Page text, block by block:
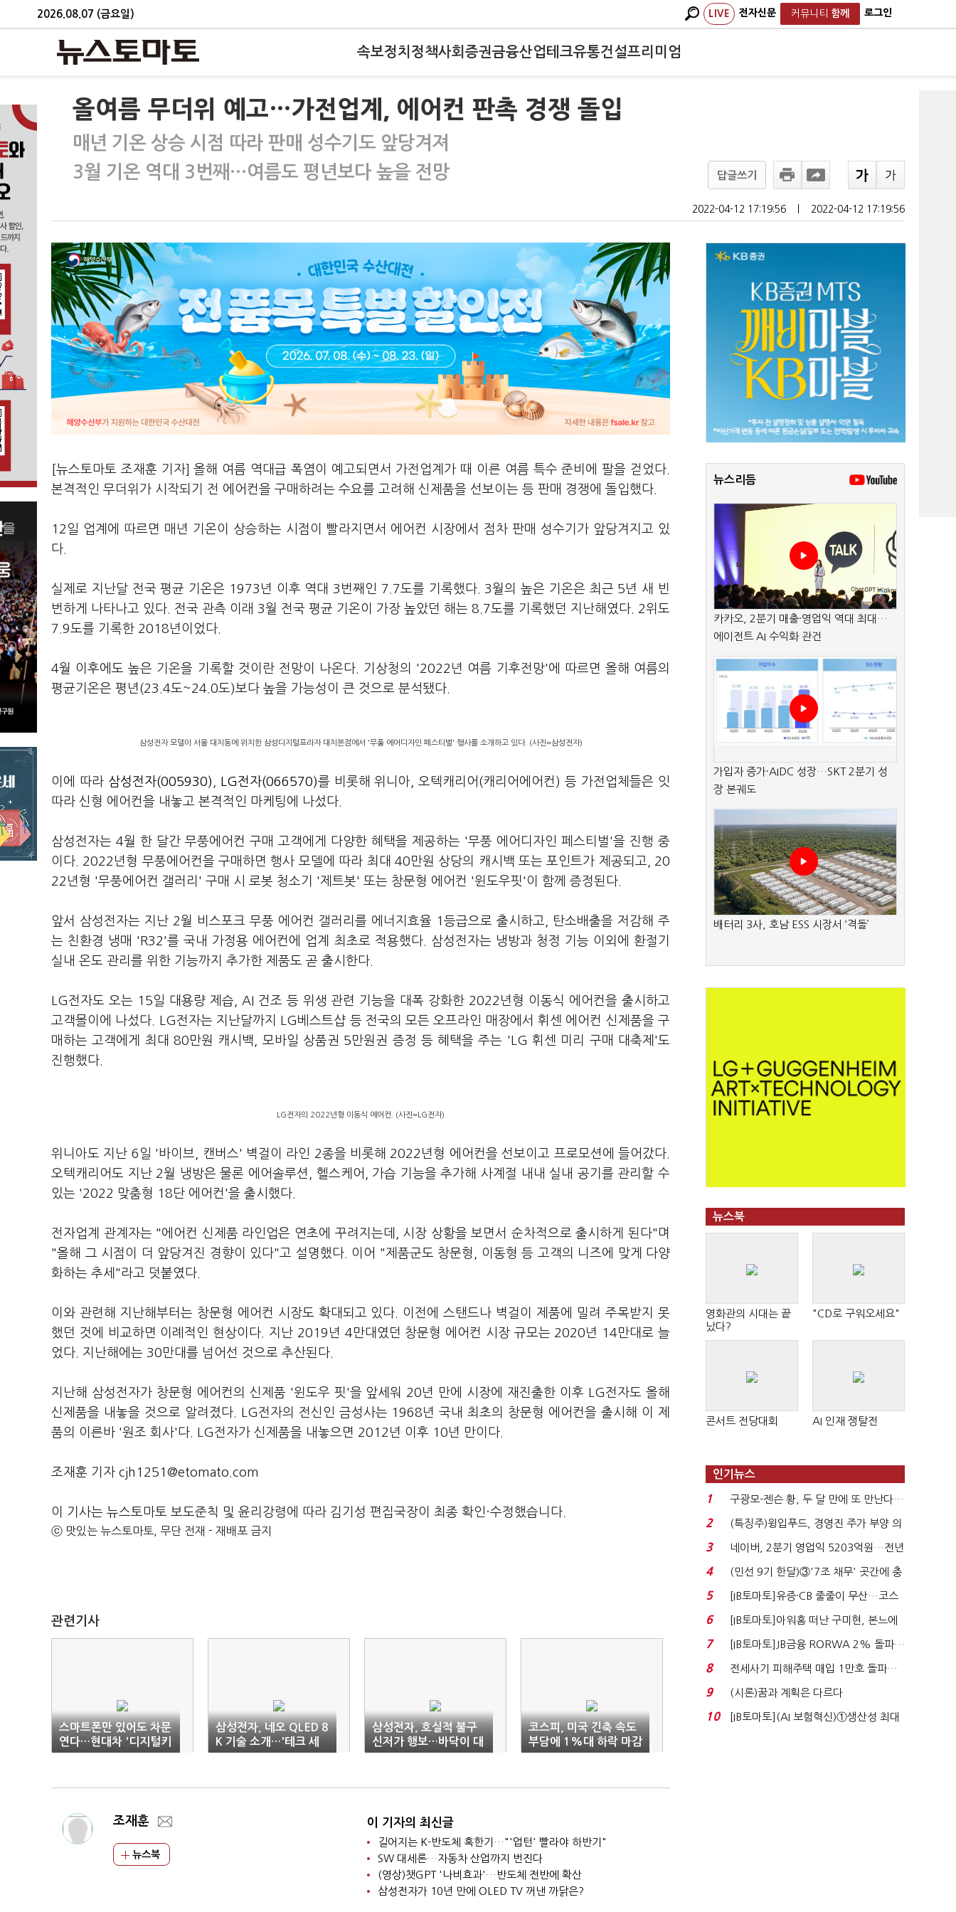
2026.08.07 (금요일) LIVE 전자신문 커뮤니티 함께 로그인
속보정치 정책사회 증권금융산업테크유통건설프리미엄
올여름 무더위 예고…가전업계, 에어컨 판촉 경쟁 돌입
매년 기온 상승 시점 따라 판매 성수기도 앞당겨져
3월 기온 역대 3번째…여름도 평년보다 높을 전망
답글쓰기
2022-04-12 17:19:56 2022-04-12 17:19:56
[뉴스토마토 조재훈 기자] 올해 여름 역대급 폭염이 예고되면서 가전업계가 때 이른 여름 특수 준비에 팔을 걷었다.
본격적인 무더위가 시작되기 전 에어컨을 구매하려는 수요를 고려해 신제품을 선보이는 등 판매 경쟁에 돌입했다.
12일 업계에 따르면 매년 기온이 상승하는 시점이 빨라지면서 에어컨 시장에서 점차 판매 성수기가 앞당겨지고 있
다.
실제로 지난달 전국 평균 기온은 1973년 이후 역대 3번째인 7.7도를 기록했다. 3월의 높은 기온은 최근 5년 새 빈
번하게 나타나고 있다. 전국 관측 이래 3월 전국 평균 기온이 가장 높았던 해는 8.7도를 기록했던 지난해였다. 2위도
7.9도를 기록한 2018년이었다.
4월 이후에도 높은 기온을 기록할 것이란 전망이 나온다. 기상청의 '2022년 여름 기후전망'에 따르면 올해 여름의
평균기온은 평년(23.4도~24.0도)보다 높을 가능성이 큰 것으로 분석됐다.
삼성전자 모델이 서울 대치동에 위치한 삼성디지털프라자 대치본점에서 '무풍 에어디자인 페스티벌' 행사를 소개하고 있다. (사진=삼성전자)
이에 따라 삼성전자(005930) LG전자(066570)를 비롯해 위니아, 오텍캐리어(캐리어에어컨) 등 가전업체들은 잇
따라 신형 에어컨을 내놓고 본격적인 마케팅에 나섰다.
삼성전자는 4월 한 달간 무풍에어컨 구매 고객에게 다양한 혜택을 제공하는 '무풍 에어디자인 페스티벌'을 진행 중
이다. 2022년형 무풍에어컨을 구매하면 행사 모델에 따라 최대 40만원 상당의 캐시백 또는 포인트가 제공되고, 20
22년형 '무풍에어컨 갤러리' 구매 시 로봇 청소기 '제트봇' 또는 창문형 에어컨 '윈도우핏'이 함께 증정된다.
앞서 삼성전자는 지난 2월 비스포크 무풍 에어컨 갤러리를 에너지효율 1등급으로 출시하고, 탄소배출을 저감해 주
는 친환경 냉매 'R32'를 국내 가정용 에어컨에 업계 최초로 적용했다. 삼성전자는 냉방과 청정 기능 이외에 환절기
실내 온도 관리를 위한 기능까지 추가한 제품도 곧 출시한다.
LG전자도 오는 15일 대용량 제습, AI 건조 등 위생 관련 기능을 대폭 강화한 2022년형 이동식 에어컨을 출시하고
고객몰이에 나섰다. LG전자는 지난달까지 LG베스트샵 등 전국의 모든 오프라인 매장에서 휘센 에어컨 신제품을 구
매하는 고객에게 최대 80만원 캐시백, 모바일 상품권 5만원권 증정 등 혜택을 주는 'LG 휘센 미리 구매 대축제'도
진행했다.
LG전자의 2022년형 이동식 에어컨. (사진=LG전자)
위니아도 지난 6일 '바이브, 캔버스' 벽걸이 라인 2종을 비롯해 2022년형 에어컨을 선보이고 프로모션에 들어갔다.
오텍캐리어도 지난 2월 냉방은 물론 에어솔루션, 헬스케어, 가습 기능을 추가해 사계절 내내 실내 공기를 관리할 수
있는 '2022 맞춤형 18단 에어컨'을 출시했다.
전자업계 관계자는 "에어컨 신제품 라인업은 연초에 꾸려지는데, 시장 상황을 보면서 순차적으로 출시하게 된다"며
"올해 그 시점이 더 앞당겨진 경향이 있다"고 설명했다. 이어 "제품군도 창문형, 이동형 등 고객의 니즈에 맞게 다양
화하는 추세"라고 덧붙였다.
이와 관련해 지난해부터는 창문형 에어컨 시장도 확대되고 있다. 이전에 스탠드나 벽걸이 제품에 밀려 주목받지 못
했던 것에 비교하면 이례적인 현상이다. 지난 2019년 4만대였던 창문형 에어컨 시장 규모는 2020년 14만대로 늘
었다. 지난해에는 30만대를 넘어선 것으로 추산된다.
지난해 삼성전자가 창문형 에어컨의 신제품 '윈도우 핏'을 앞세워 20년 만에 시장에 재진출한 이후 LG전자도 올해
신제품을 내놓을 것으로 알려졌다. LG전자의 전신인 금성사는 1968년 국내 최초의 창문형 에어컨을 출시해 이 제
품의 이른바 '원조 회사'다. LG전자가 신제품을 내놓으면 2012년 이후 10년 만이다.
조재훈 기자 cjh1251@etomato.com
이 기사는 뉴스토마토 보도준칙 및 윤리강령에 따라 김기성 편집국장이 최종 확인·수정했습니다.
ⓒ 맛있는 뉴스토마토, 무단 전재 - 재배포 금지
관련기사
스마트폰만 있어도 차문
연다…현대차 '디지털키
2' 서비스
삼성전자, 네오 QLED 8
K 기술 소개…'테크 세
미나' 개최
삼성전자, 호실적 불구
신저가 행보…바닥이 대
체 어디야
코스피, 미국 긴축 속도
부담에 1%대 하락 마감
조재훈
뉴스북
이 기자의 최신글
길어지는 K-반도체 혹한기…"'업턴' 빨라야 하반기"
SW 대세론…자동차 산업까지 번진다
(영상)챗GPT '나비효과'…반도체 전반에 확산
삼성전자가 10년 만에 OLED TV 꺼낸 까닭은?
뉴스리듬
카카오, 2분기 매출·영업익 역대 최대…
에이전트 AI 수익화 관건
가입자 증가·AIDC 성장…SKT 2분기 성
장 본궤도
배터리 3사, 호남 ESS 시장서 ‘격돌’
뉴스북
영화관의 시대는 끝
났다?
"CD로 구워오세요"
콘서트 전당대회 AI 인재 쟁탈전
인기뉴스
1
구광모-젠슨 황, 두 달 만에 또 만난다…
로봇·AI 등 논...
2
(특징주)윙입푸드, 경영진 주가 부양 의
지에 상한가...
3
네이버, 2분기 영업익 5203억원…전년
비 0.2% 감소...
4
(민선 9기 한달)③'7조 채무' 곳간에 충
격…추미애, 20년...
5
[IB토마토]유증·CB 줄줄이 무산…코스
닥 벌점 급증에 ...
6
[IB토마토]아워홈 떠난 구미현, 본느에
340억 베팅…가...
7
[IB토마토]JB금융 RORWA 2% 돌파…
실적 견인은 은행 ...
8
전세사기 피해주택 매입 1만호 돌파…
누적 피해자 4만2...
9 (시론)꿈과 계획은 다르다
10
[IB토마토](AI 보험혁신)①생산성 최대